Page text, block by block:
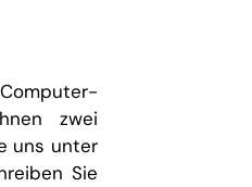
zwei
uns unter
Sie